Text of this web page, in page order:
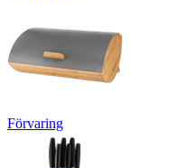
Förvaring